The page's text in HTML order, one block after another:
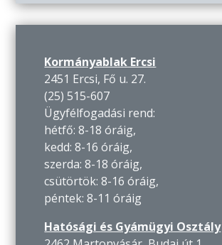
Kormányablak Ercsi
2451 Ercsi, Fő u. 27.
(25) 515-607
Ügyfélfogadási rend:
hétfő: 8-18 óráig,
kedd: 8-16 óráig,
szerda: 8-18 óráig,
csütörtök: 8-16 óráig,
péntek: 8-11 óráig
Hatósági és Gyámügyi Osztály